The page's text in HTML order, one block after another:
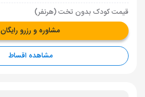
قیمت کودک بدون تخت (هرنفر)
مشاوره و رزرو رایگان
مشاهده اقساط